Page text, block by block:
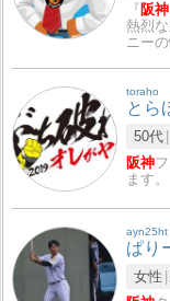
『 阪神
熱烈
ニー
toraho
とら
50代
阪神
ます。
ayn25ht
ぱり
女性